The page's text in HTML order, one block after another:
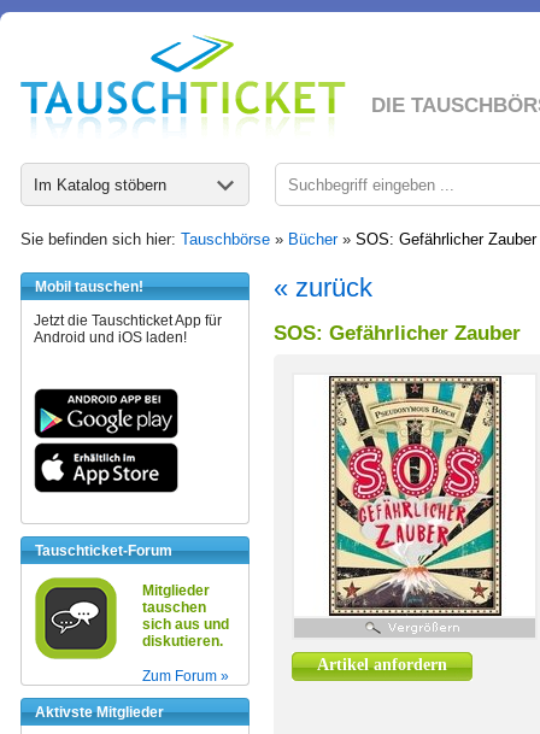
DIE
Im Katalog stöbern
Sie befinden sich hier: Tauschbörse » Bücher» SOS: Gefährlicher Zauber
Mobil tauschen!
Jetzt die Tauschticket App für
Android und iOS laden!
Tauschticket-Forum
Mitglieder
tauschen
sich aus und
diskutieren.
Zum Forum »
Aktivste Mitglieder
« zurück
SOS: Gefährlicher Zauber
Artikel anfordern